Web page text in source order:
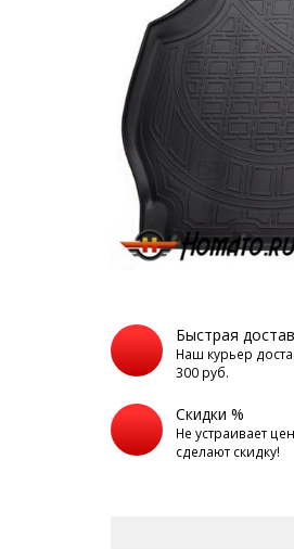
Быстрая
Наш курьер
300 руб.
Скидки %
Не устраивает
сделают скидку!